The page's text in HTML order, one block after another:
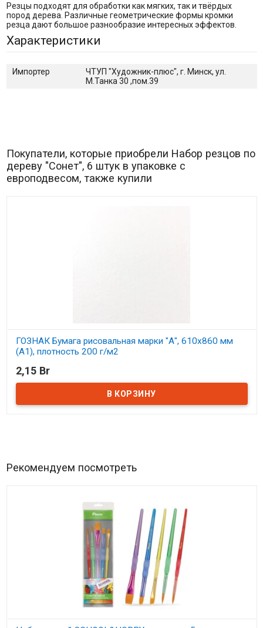
Резцы подходят для обработки как мягких, так и твёрдых
пород дерева. Различные геометрические формы кромки
резца дают большое разнообразие интересных эффектов.
Характеристики
Импортер
ЧТУП "Художник-плюс", г. Минск, ул.
М.Танка 30 ,пом.39
Покупатели, которые приобрели Набор резцов по
дереву "Сонет", 6 штук в упаковке с
европодвесом, также купили
ГОЗНАК Бумага рисовальная марки "А", 610х860 мм
(А1), плотность 200 г/м2
В наличии
2,15 Br
Рекомендуем посмотреть